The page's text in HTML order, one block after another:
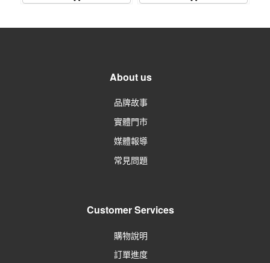
About us
品牌故事
實體門市
媒體報導
常見問題
Customer Services
購物說明
訂單進度